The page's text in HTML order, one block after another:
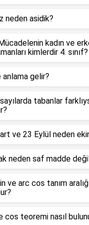
neden asidik?
kadın ve
kimlerdir 4. sınıf?
anlama gelir?
tabanlar
ve 23 Eylül neden
neden saf madde
ve arc cos tanım
cos teoremi nasıl